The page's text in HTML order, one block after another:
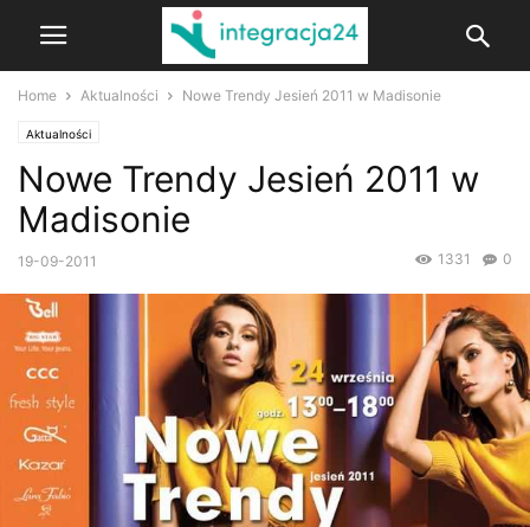
Home Aktualności Nowe Trendy Jesień 2011 w Madisonie
Aktualności
Nowe Trendy Jesień 2011 w
Madisonie
19-09-2011 0
1331